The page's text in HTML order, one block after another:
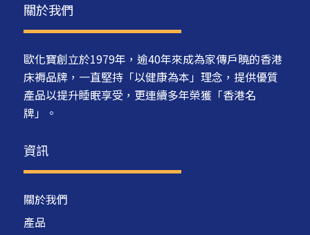
關於我們
歐化寶創立於1979年，逾40年來成為家傳戶曉的香港
床褥品牌，一直堅持「以健康為本」理念，提供優質
產品以提升睡眠享受，更連續多年榮獲「香港名
牌」。
資訊
關於我們
產品